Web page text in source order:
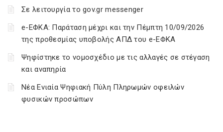
Σε λειτουργία το gov.gr messenger
e-ΕΦΚΑ: Παράταση μέχρι και την Πέμπτη 10/09/2026
της προθεσμίας υποβολής ΑΠΔ του e-ΕΦΚΑ
Ψηφίστηκε το νομοσχέδιο με τις αλλαγές σε στέγαση
και αναπηρία
Νέα Ενιαία Ψηφιακή Πύλη Πληρωμών οφειλών
φυσικών προσώπων